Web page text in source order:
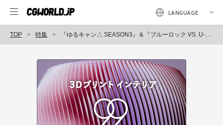
TOP 特集 『ゆるキャン△ SEASON3』＆『ブルーロック VS. U-20 JAPAN』、Cinema 4Dを活用したオープニング映像のメイキング～あにつく2025（2）